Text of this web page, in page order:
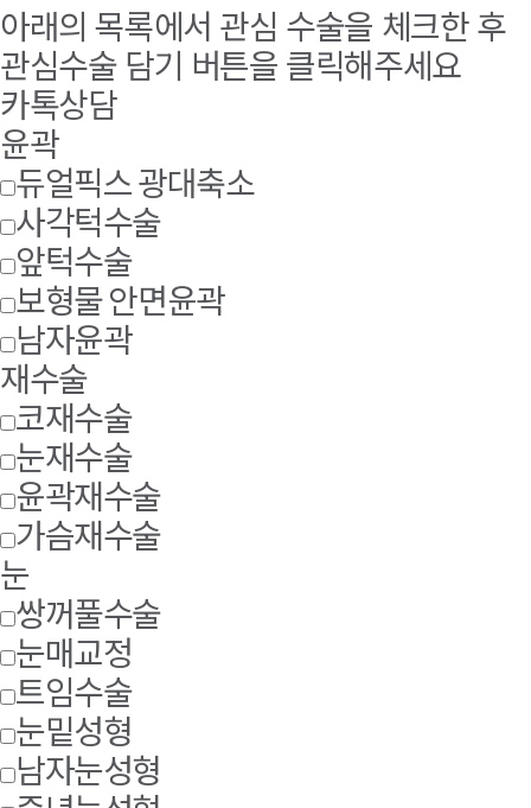
아래의 목록에서 관심 수술을 체크한 후
관심수술 담기 버튼을 클릭해주세요
카톡상담
윤곽
듀얼픽스 광대축소
사각턱수술
앞턱수술
보형물 안면윤곽
남자윤곽
재수술
코재수술
눈재수술
윤곽재수술
가슴재수술
눈
쌍꺼풀수술
눈매교정
트임수술
눈밑성형
남자눈성형